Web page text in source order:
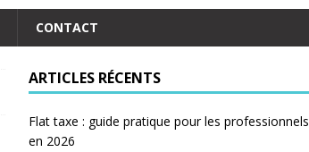
CONTACT
ARTICLES RÉCENTS
Flat taxe : guide pratique pour les professionnels
en 2026